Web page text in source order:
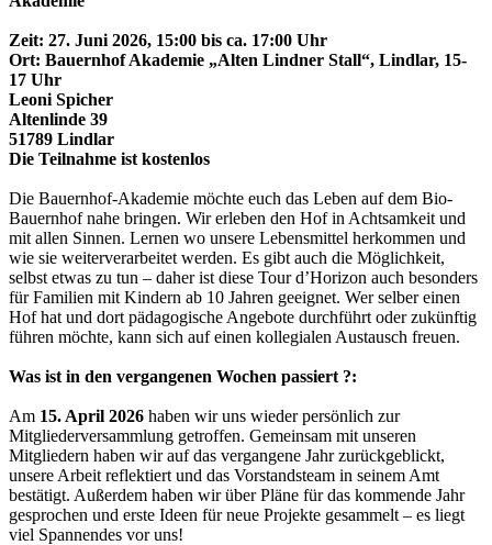
Zeit: 27. Juni 2026, 15:00 bis ca. 17:00 Uhr
Ort: Bauernhof Akademie „Alten Lindner Stall“, Lindlar, 15-
17 Uhr
Leoni Spicher
Altenlinde 39
51789 Lindlar
Die Teilnahme ist kostenlos
Die Bauernhof-Akademie möchte euch das Leben auf dem Bio-
Bauernhof nahe bringen. Wir erleben den Hof in Achtsamkeit und
mit allen Sinnen. Lernen wo unsere Lebensmittel herkommen und
wie sie weiterverarbeitet werden. Es gibt auch die Möglichkeit,
selbst etwas zu tun – daher ist diese Tour d’Horizon auch besonders
für Familien mit Kindern ab 10 Jahren geeignet. Wer selber einen
Hof hat und dort pädagogische Angebote durchführt oder zukünftig
führen möchte, kann sich auf einen kollegialen Austausch freuen.
Was ist in den vergangenen Wochen passiert ?:
Am 15. April 2026 haben wir uns wieder persönlich zur
Mitgliederversammlung getroffen. Gemeinsam mit unseren
Mitgliedern haben wir auf das vergangene Jahr zurückgeblickt,
unsere Arbeit reflektiert und das Vorstandsteam in seinem Amt
bestätigt. Außerdem haben wir über Pläne für das kommende Jahr
gesprochen und erste Ideen für neue Projekte gesammelt – es liegt
viel Spannendes vor uns!